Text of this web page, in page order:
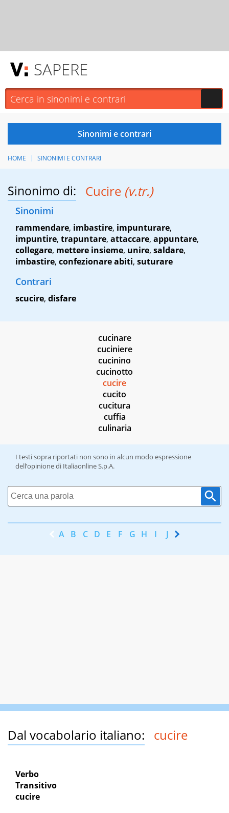
SAPERE
HOME SINONIMI E CONTRARI
Sinonimo di: Cucire (v.tr.)
Sinonimi
rammendare, imbastire, impunturare,
impuntire, trapuntare, attaccare, appuntare,
collegare, mettere insieme, unire, saldare,
imbastire, confezionare abiti, suturare
Contrari
scucire, disfare
cucinare
cuciniere
cucinino
cucinotto
cucire
cucito
cucitura
cuffia
culinaria
I testi sopra riportati non sono in alcun modo espressione
dell’opinione di Italiaonline S.p.A.
A B C D E F G H I J K
Dal vocabolario italiano: cucire
Verbo
Transitivo
cucire